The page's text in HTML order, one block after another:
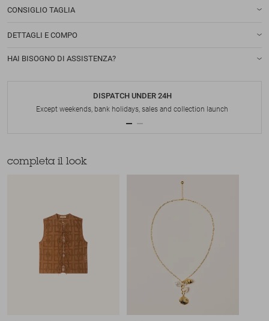
CONSIGLIO TAGLIA
DETTAGLI E COMPO
HAI BISOGNO DI ASSISTENZA?
DISPATCH UNDER 24H
Except weekends, bank holidays, sales and collection launch
completa il look